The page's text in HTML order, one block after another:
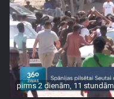
pirms 2 dienām, 11 stundām